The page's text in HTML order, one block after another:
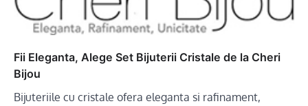
Fii Eleganta, Alege Set Bijuterii Cristale de la Cheri
Bijou
Bijuteriile cu cristale ofera eleganta si rafinament,